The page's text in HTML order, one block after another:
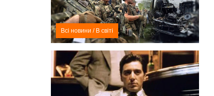
Всі новини / В світі